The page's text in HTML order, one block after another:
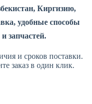
Киргизию,
удобные способы
запчастей.
и сроков поставки.
заказ в один клик.